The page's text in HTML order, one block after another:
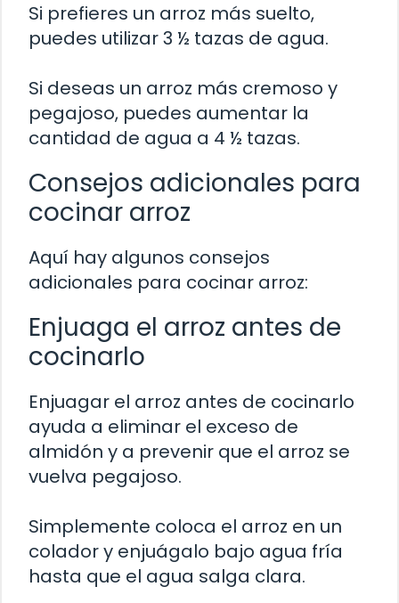
Si prefieres un arroz más suelto,
puedes utilizar 3 ½ tazas de agua.
Si deseas un arroz más cremoso y
pegajoso, puedes aumentar la
cantidad de agua a 4 ½ tazas.
Consejos adicionales para
cocinar arroz
Aquí hay algunos consejos
adicionales para cocinar arroz:
Enjuaga el arroz antes de
cocinarlo
Enjuagar el arroz antes de cocinarlo
ayuda a eliminar el exceso de
almidón y a prevenir que el arroz se
vuelva pegajoso.
Simplemente coloca el arroz en un
colador y enjuágalo bajo agua fría
hasta que el agua salga clara.